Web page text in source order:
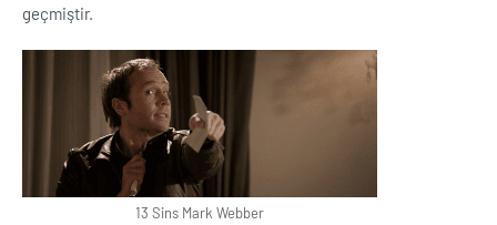
geçmiştir.
13 Sins Mark Webber